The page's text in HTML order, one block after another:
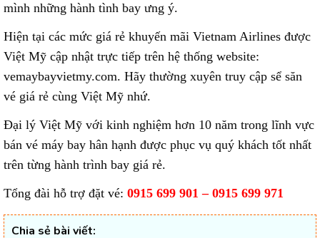
mình những hành tình bay ưng ý.
Hiện tại các mức giá rẻ khuyến mãi Vietnam Airlines được
Việt Mỹ cập nhật trực tiếp trên hệ thống website:
vemaybayvietmy.com. Hãy thường xuyên truy cập sể săn
vé giá rẻ cùng Việt Mỹ nhứ.
Đại lý Việt Mỹ với kinh nghiệm hơn 10 năm trong lĩnh vực
bán vé máy bay hân hạnh được phục vụ quý khách tốt nhất
trên từng hành trình bay giá rẻ.
Tổng đài hỗ trợ đặt vé: 0915 699 901 – 0915 699 971
Chia sẻ bài viết: